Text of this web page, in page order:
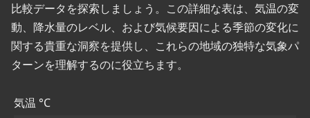
比較データを探索しましょう。この詳細な表は、気温の変
動、降水量のレベル、および気候要因による季節の変化に
関する貴重な洞察を提供し、これらの地域の独特な気象パ
ターンを理解するのに役立ちます。
気温 °C